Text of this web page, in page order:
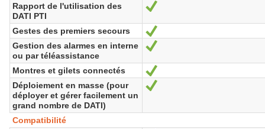
Rapport de l'utilisation des
DATI PTI
Gestes des premiers secours
Oui
Gestion des alarmes en interne
ou par téléassistance
Montres et gilets connectés
Oui
Déploiement en masse (pour
déployer et gérer facilement un
grand nombre de DATI)
Compatibilité